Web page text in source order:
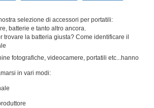
selezione di accessori per portatili:
batterie e tanto altro ancora.
trovare la batteria giusta? Come identificare il
fotografiche, videocamere, portatili etc...hanno
in vari modi: